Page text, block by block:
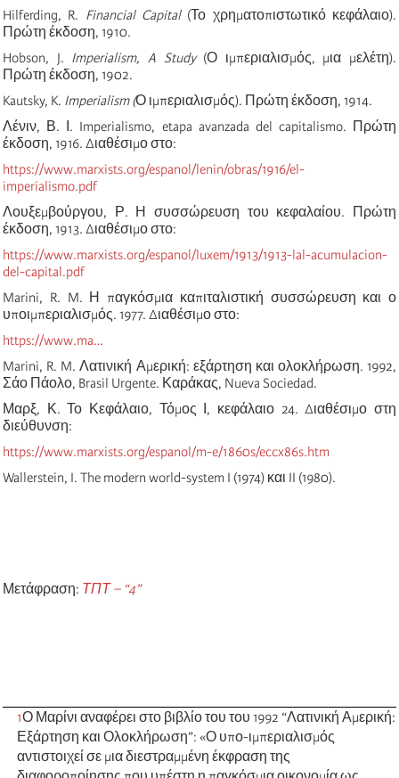
Hilferding, R. Financial Capital(Το χρηματοπιστωτικό κεφάλαιο).
Πρώτη έκδοση, 1910.
Hobson, J. Imperialism, A Study(Ο ιμπεριαλισμός, μια μελέτη).
Πρώτη έκδοση, 1902.
Kautsky, K. Imperialism (Ο ιμπεριαλισμός). Πρώτη έκδοση, 1914.
Λένιν, Β. Ι. Imperialismo, etapa avanzada del capitalismo. Πρώτη
έκδοση, 1916. Διαθέσιμο στο:
https://www.marxists.org/espanol/lenin/obras/1916/el-
imperialismo.pdf
Λουξεμβούργου, Ρ. Η συσσώρευση του κεφαλαίου. Πρώτη
έκδοση, 1913. Διαθέσιμο στο:
https://www.marxists.org/espanol/luxem/1913/1913-lal-acumulacion-
del-capital.pdf
Marini, R. M. Η παγκόσμια καπιταλιστική συσσώρευση και ο
υποιμπεριαλισμός. 1977. Διαθέσιμο στο:
https://www.ma…
Marini, R. M. Λατινική Αμερική: εξάρτηση και ολοκλήρωση. 1992,
Σάο Πάολο, Brasil Urgente. Καράκας, Nueva Sociedad.
Μαρξ, Κ. Το Κεφάλαιο, Τόμος Ι, κεφάλαιο 24. Διαθέσιμο στη
διεύθυνση:
https://www.marxists.org/espanol/m-e/1860s/eccx86s.htm
Wallerstein, I. The modern world-system I (1974) και II (1980).
Μετάφραση: ΤΠΤ – “4”
1Ο Μαρίνι αναφέρει στο βιβλίο του του 1992 “Λατινική Αμερική:
Εξάρτηση και Ολοκλήρωση”: «Ο υπο-ιμπεριαλισμός
αντιστοιχεί σε μια διεστραμμένη έκφραση της